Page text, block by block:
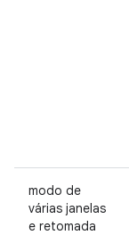
modo de
várias janelas
e retomada